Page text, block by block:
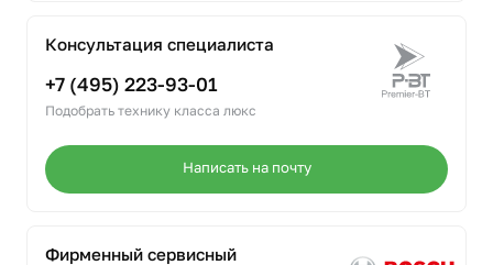
Консультация специалиста
+7 (495) 223-93-01
Подобрать технику класса люкс
Написать на почту
Фирменный сервисный